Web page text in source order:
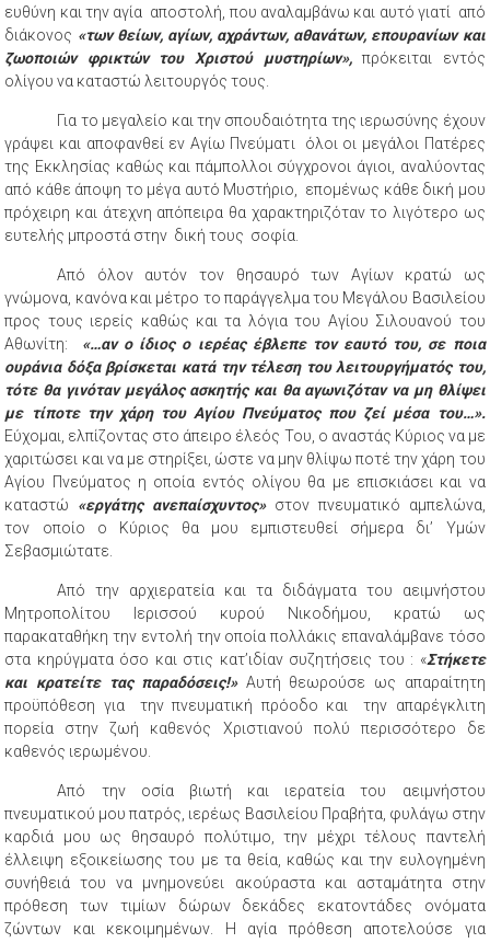
ευθύνη και την αγία αποστολή, που αναλαμβάνω και αυτό γιατί από
διάκονος «των θείων, αγίων, αχράντων, αθανάτων, επουρανίων και
ζωοποιών φρικτών του Χριστού μυστηρίων»,πρόκειται εντός
ολίγου να καταστώ λειτουργός τους.
Για το μεγαλείο και την σπουδαιότητα της ιερωσύνης έχουν
γράψει και αποφανθεί εν Αγίω Πνεύματι όλοι οι μεγάλοι Πατέρες
της Εκκλησίας καθώς και πάμπολλοι σύγχρονοι άγιοι, αναλύοντας
από κάθε άποψη το μέγα αυτό Μυστήριο, επομένως κάθε δική μου
πρόχειρη και άτεχνη απόπειρα θα χαρακτηριζόταν το λιγότερο ως
ευτελής μπροστά στην δική τους σοφία.
Από όλον αυτόν τον θησαυρό των Αγίων κρατώ ως
γνώμονα, κανόνα και μέτρο το παράγγελμα του Μεγάλου Βασιλείου
προς τους ιερείς καθώς και τα λόγια του Αγίου Σιλουανού του
Αθωνίτη: «…αν ο ίδιος ο ιερέας έβλεπε τον εαυτό του, σε ποια
ουράνια δόξα βρίσκεται κατά την τέλεση του λειτουργήματός του,
τότε θα γινόταν μεγάλος ασκητής και θα αγωνιζόταν να μη θλίψει
με τίποτε την χάρη του Αγίου Πνεύματος που ζεί μέσα του…».
Εύχομαι, ελπίζοντας στο άπειρο έλεός Του, ο αναστάς Κύριος να με
χαριτώσει και να με στηρίξει, ώστε να μην θλίψω ποτέ την χάρη του
Αγίου Πνεύματος η οποία εντός ολίγου θα με επισκιάσει και να
καταστώ «εργάτης ανεπαίσχυντος»στον πνευματικό αμπελώνα,
τον οποίο ο Κύριος θα μου εμπιστευθεί σήμερα δι’ Υμών
Σεβασμιώτατε.
Από την αρχιερατεία και τα διδάγματα του αειμνήστου
Μητροπολίτου Ιερισσού κυρού Νικοδήμου, κρατώ ως
παρακαταθήκη την εντολή την οποία πολλάκις επαναλάμβανε τόσο
στα κηρύγματα όσο και στις κατ’ιδίαν συζητήσεις του : «Στήκετε
και κρατείτε τας παραδόσεις!» Αυτή θεωρούσε ως απαραίτητη
προϋπόθεση για την πνευματική πρόοδο και την απαρέγκλιτη
πορεία στην ζωή καθενός Χριστιανού πολύ περισσότερο δε
καθενός ιερωμένου.
Από την οσία βιωτή και ιερατεία του αειμνήστου
πνευματικού μου πατρός, ιερέως Βασιλείου Πραβήτα, φυλάγω στην
καρδιά μου ως θησαυρό πολύτιμο, την μέχρι τέλους παντελή
έλλειψη εξοικείωσης του με τα θεία, καθώς και την ευλογημένη
συνήθειά του να μνημονεύει ακούραστα και ασταμάτητα στην
πρόθεση των τιμίων δώρων δεκάδες εκατοντάδες ονόματα
ζώντων και κεκοιμημένων. Η αγία πρόθεση αποτελούσε για